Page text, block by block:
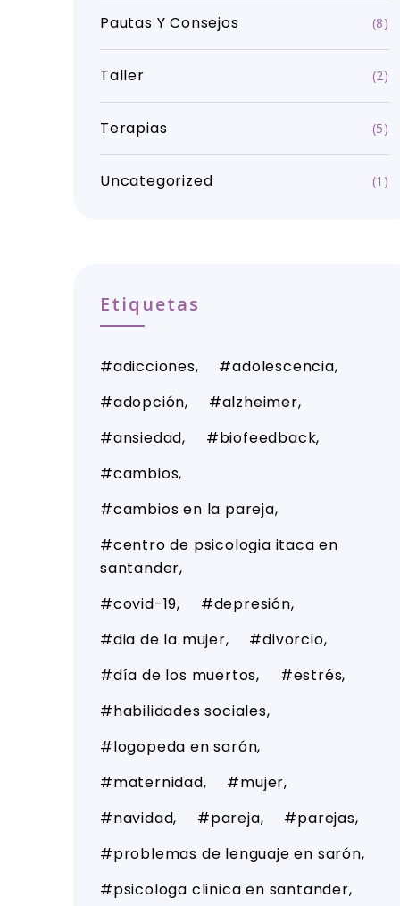
Pautas Y Consejos (8)
Taller (2)
Terapias (5)
Uncategorized (1)
Etiquetas
adicciones
adolescencia
adopción
alzheimer
ansiedad
biofeedback
cambios
cambios en la pareja
centro de psicologia itaca en
santander
covid-19
depresión
dia de la mujer
divorcio
día de los muertos
estrés
habilidades sociales
logopeda en sarón
maternidad
mujer
navidad
pareja
parejas
problemas de lenguaje en sarón
psicologa clinica en santander